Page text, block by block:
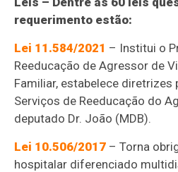
requerimento estão:
Lei 11.584/2021 – Institui o
Reeducação de Agressor de
Familiar, estabelece diretrizes
Serviços de Reeducação do
deputado Dr. João (MDB).
Lei 10.506/2017 – Torna
hospitalar diferenciado